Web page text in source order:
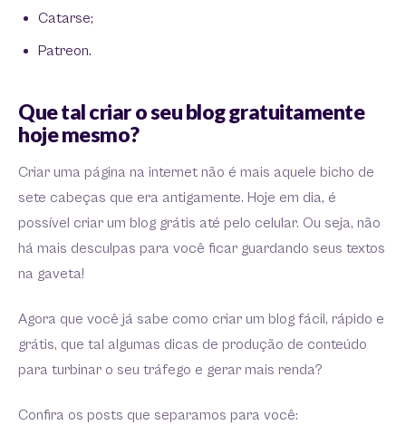
Catarse;
Patreon.
Que tal criar o seu blog gratuitamente
hoje mesmo?
Criar uma página na internet não é mais aquele bicho de
sete cabeças que era antigamente. Hoje em dia, é
possível criar um blog grátis até pelo celular. Ou seja, não
há mais desculpas para você ficar guardando seus textos
na gaveta!
Agora que você já sabe como criar um blog fácil, rápido e
grátis, que tal algumas dicas de produção de conteúdo
para turbinar o seu tráfego e gerar mais renda?
Confira os posts que separamos para você: